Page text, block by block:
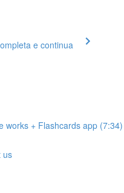
e continua
works + Flashcards app (7:34)
us